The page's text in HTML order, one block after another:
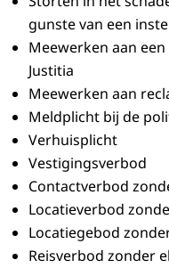
gunste van een
Meewerken aan
Justitia
Meewerken aan
Meldplicht bij de
Verhuisplicht
Vestigingsverbod
Contactverbod
Locatieverbod
Locatiegebod
Reisverbod zonder